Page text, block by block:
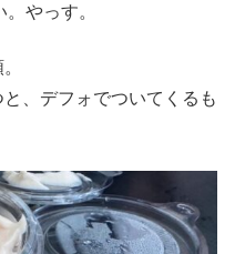
やっす。
、デフォでついてくるも